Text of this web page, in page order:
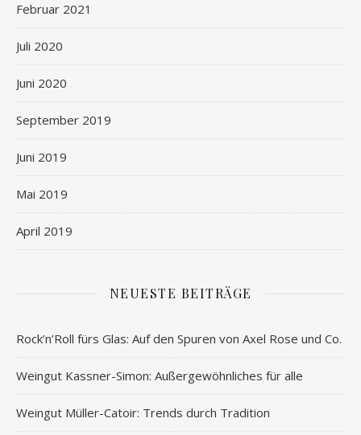
Februar 2021
Juli 2020
Juni 2020
September 2019
Juni 2019
Mai 2019
April 2019
NEUESTE BEITRÄGE
Rock’n’Roll fürs Glas: Auf den Spuren von Axel Rose und Co.
Weingut Kassner-Simon: Außergewöhnliches für alle
Weingut Müller-Catoir: Trends durch Tradition